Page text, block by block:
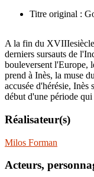
Titre original :
A la fin du
derniers sursauts de
bouleversent l'Europe,
prend à Inès, la muse
accusée d'hérésie, Inès
début d'une période
Réalisateur(s)
Milos Forman
Acteurs,